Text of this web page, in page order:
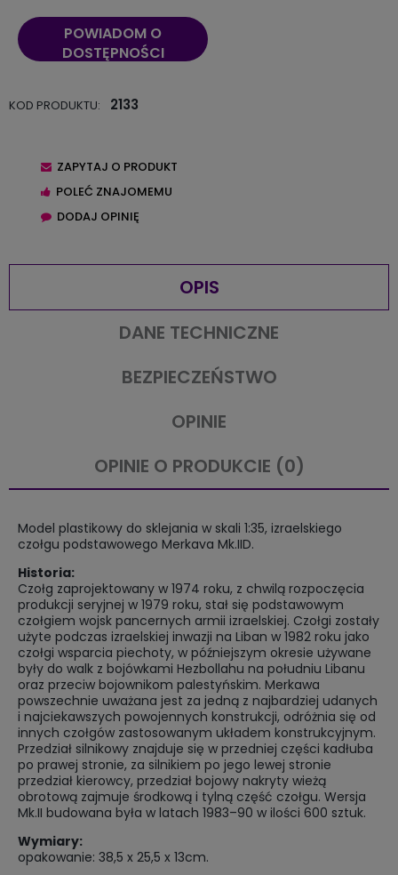
POWIADOM O
DOSTĘPNOŚCI
KOD PRODUKTU: 2133
ZAPYTAJ O PRODUKT
POLEĆ ZNAJOMEMU
DODAJ OPINIĘ
OPIS
DANE TECHNICZNE
BEZPIECZEŃSTWO
OPINIE
OPINIE O PRODUKCIE (0)
Model plastikowy do sklejania w skali 1:35, izraelskiego
czołgu podstawowego Merkava Mk.IID.
Historia:
Czołg zaprojektowany w 1974 roku, z chwilą rozpoczęcia
produkcji seryjnej w 1979 roku, stał się podstawowym
czołgiem wojsk pancernych armii izraelskiej. Czołgi zostały
użyte podczas izraelskiej inwazji na Liban w 1982 roku jako
czołgi wsparcia piechoty, w późniejszym okresie używane
były do walk z bojówkami Hezbollahu na południu Libanu
oraz przeciw bojownikom palestyńskim. Merkawa
powszechnie uważana jest za jedną z najbardziej udanych
i najciekawszych powojennych konstrukcji, odróżnia się od
innych czołgów zastosowanym układem konstrukcyjnym.
Przedział silnikowy znajduje się w przedniej części kadłuba
po prawej stronie, za silnikiem po jego lewej stronie
przedział kierowcy, przedział bojowy nakryty wieżą
obrotową zajmuje środkową i tylną część czołgu. Wersja
Mk.II budowana była w latach 1983–90 w ilości 600 sztuk.
Wymiary:
opakowanie: 38,5 x 25,5 x 13cm.